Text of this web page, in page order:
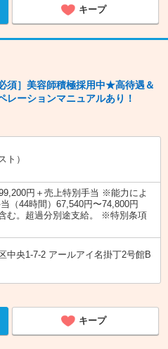
キープ
須］美容師積極採用中★高待遇＆
レーションマニュアルあり！
ト）
円＋売上特別手当 ※能力によ
（44時間）67,540円〜74,800円
む。超過分別途支給。 ※特別条項
中央1-7-2 アールアイ名掛丁2号館B
キープ